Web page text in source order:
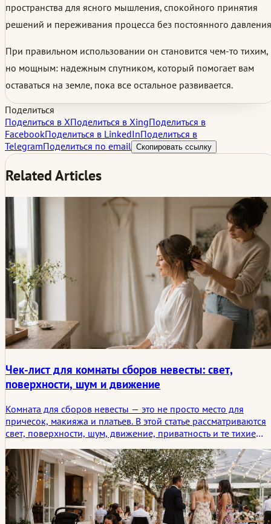
пространства для ясного мышления, спокойного принятия
решений и переживания процесса без постоянного
При правильном использовании он становится чем-то тихим,
но мощным: надежным спутником, который помогает вам
оставаться на земле, пока все остальное развивается.
Поделиться
Поделиться в XПоделиться в XingПоделиться в
FacebookПоделиться в LinkedInПоделиться в
TelegramПоделиться по email Скопировать ссылку
Related Articles
Чек-лист для комнаты сборов невесты: свет,
поверхности, шум и движение
Комната для сборов невесты — это не просто место для
причесок, макияжа и платьев. В этой статье рассматриваются
свет, поверхности, шум, движение, приватность и те тихие